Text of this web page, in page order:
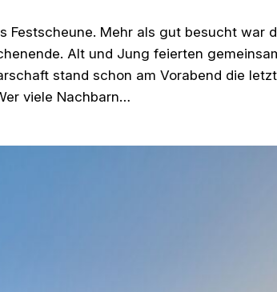
Festscheune. Mehr als gut besucht war
Alt und Jung feierten
stand schon am Vorabend die
viele Nachbarn…